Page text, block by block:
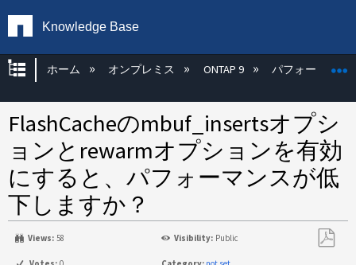
Knowledge Base
グローバル階層を展開/折りたたむ
ホーム オンプレミス ONTAP 9 パフォーマンス
FlashCacheのmbuf_insertsオプシ
ョンとrewarmオプションを有効
にすると、パフォーマンスが低
下しますか？
Views: 58 Visibility: Public